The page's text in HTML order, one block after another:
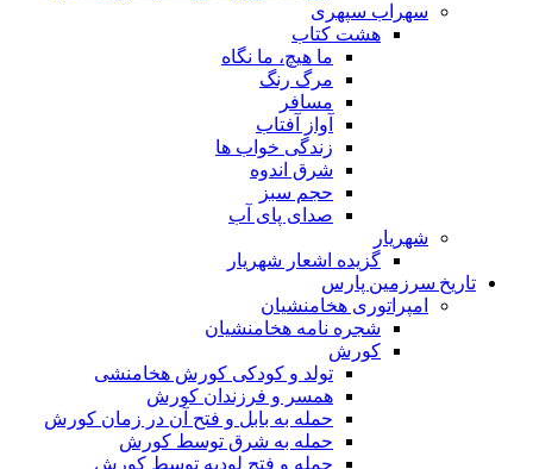
سهراب سپهری
هشت کتاب
ما هیچ، ما نگاه
مرگ رنگ
مسافر
آواز آفتاب
زندگی خواب ها
شرق اندوه
حجم سبز
صدای پای آب
شهریار
گزیده اشعار شهریار
تاریخ سرزمین پارس
امپراتوری هخامنشیان
شجره نامه هخامنشیان
کورش
تولد و کودکی کورش هخامنشی
همسر و فرزندان کورش
حمله به بابل و فتح آن در زمان کورش
حمله به شرق توسط کورش
حمله و فتح لودیه توسط کورش